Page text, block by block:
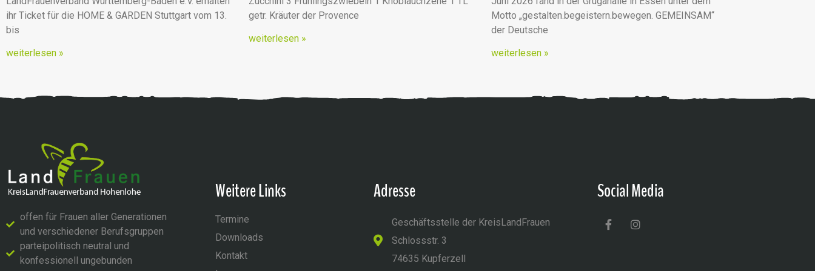
ihr Ticket für die HOME & GARDEN Stuttgart vom 13.
bis
weiterlesen »
getr. Kräuter der Provence
weiterlesen »
Motto „gestalten.begeistern.bewegen. GEMEINSAM“
der Deutsche
weiterlesen »
offen für Frauen aller Generationen
und verschiedener Berufsgruppen
parteipolitisch neutral und
konfessionell ungebunden
Weitere Links
Termine
Downloads
Kontakt
Adresse
Geschäftsstelle der KreisLandFrauen
Schlossstr. 3
74635 Kupferzell
Social Media